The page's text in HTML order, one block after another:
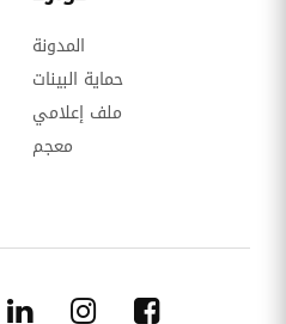
المدونة
حماية البينات
ملف إعلامي
معجم